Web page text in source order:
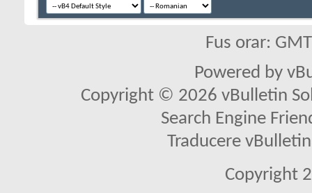
Fus orar:
Powered by
Copyright © 2026 vBulletin
Search Engine
Traducere
Copyright